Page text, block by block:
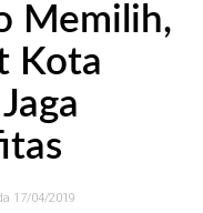
Memilih,
Kota
17/04/2019